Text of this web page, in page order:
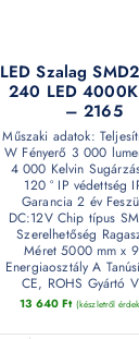
LED Szalag
240 LED
– 2165
Műszaki adatok:
W Fényerő 3 000
4 000 Kelvin
120 ° IP védettség
Garancia 2 év
DC:12V Chip típus
Szerelhetőség
Méret 5000 mm x
Energiaosztály A
CE, ROHS Gyártó
13 640Ft (készletről